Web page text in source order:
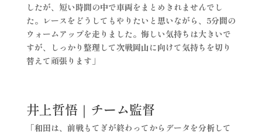
したが、短い時間の中で車両をまとめきれませんでし
た。レースをどうしてもやりたいと思いながら、5分間の
ウォームアップを走りました。悔しい気持ちは大きいで
すが、しっかり整理して次戦岡山に向けて気持ちを切り
替えて頑張ります」
井上哲悟｜チーム監督
「和田は、前戦もてぎが終わってからデータを分析して